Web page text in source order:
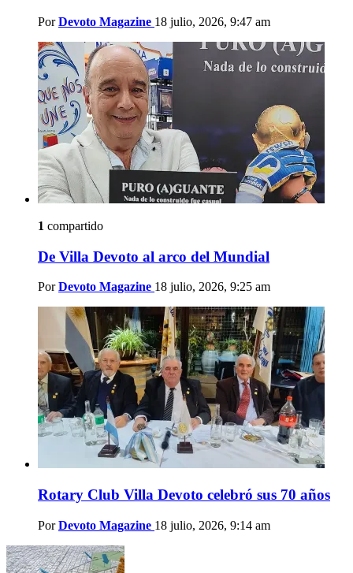
Por Devoto Magazine 18 julio, 2026, 9:47 am
1 compartido
De Villa Devoto al arco del Mundial
Por Devoto Magazine 18 julio, 2026, 9:25 am
Rotary Club Villa Devoto celebró sus 70 años
Por Devoto Magazine 18 julio, 2026, 9:14 am